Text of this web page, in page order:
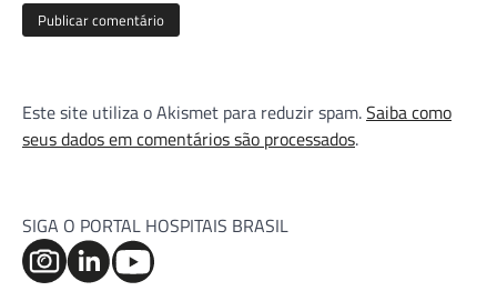
Este site utiliza o Akismet para reduzir spam.Saiba como
seus dados em comentários são processados.
SIGA O PORTAL HOSPITAIS BRASIL